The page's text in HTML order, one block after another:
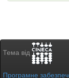
Тема від
Програмне